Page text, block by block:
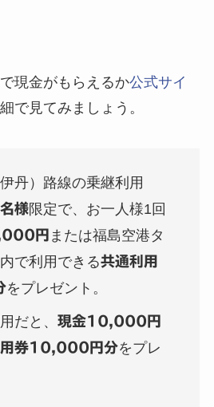
現金がもらえるか公式サイ
で見てみましょう。
丹）路線の乗継利用
様限定で、お一人様1回
円 または福島空港タ
で利用できる共通利用
をプレゼント。
だと、 現金10,000円
用券10,000円分をプレ